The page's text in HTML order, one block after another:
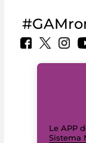
Le APP
Sistema